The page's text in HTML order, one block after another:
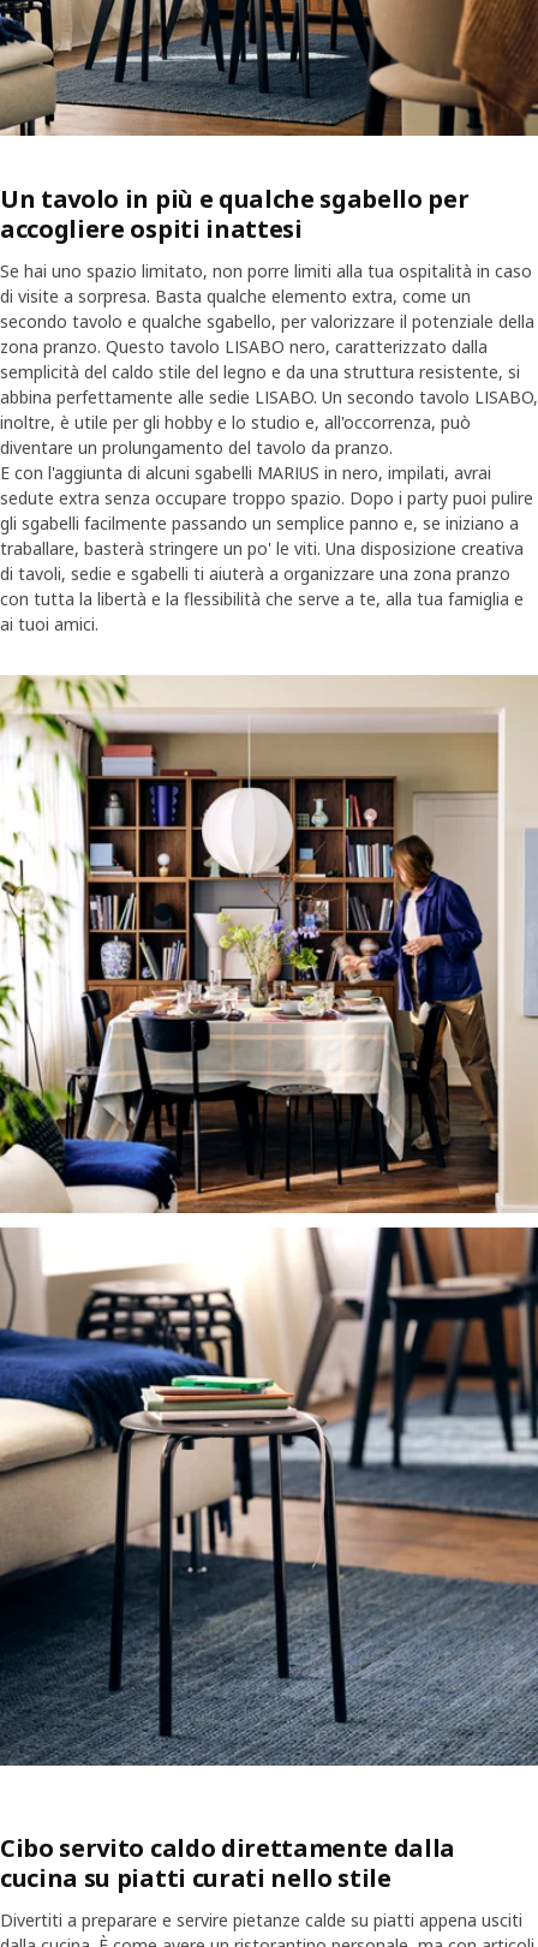
Un tavolo in più e qualche sgabello per
accogliere ospiti inattesi
Se hai uno spazio limitato, non porre limiti alla tua ospitalità in caso
di visite a sorpresa. Basta qualche elemento extra, come un
secondo tavolo e qualche sgabello, per valorizzare il potenziale della
zona pranzo. Questo tavolo LISABO nero, caratterizzato dalla
semplicità del caldo stile del legno e da una struttura resistente, si
abbina perfettamente alle sedie LISABO. Un secondo tavolo LISABO,
inoltre, è utile per gli hobby e lo studio e, all'occorrenza, può
diventare un prolungamento del tavolo da pranzo.
E con l'aggiunta di alcuni sgabelli MARIUS in nero, impilati, avrai
sedute extra senza occupare troppo spazio. Dopo i party puoi pulire
gli sgabelli facilmente passando un semplice panno e, se iniziano a
traballare, basterà stringere un po' le viti. Una disposizione creativa
di tavoli, sedie e sgabelli ti aiuterà a organizzare una zona pranzo
con tutta la libertà e la flessibilità che serve a te, alla tua famiglia e
ai tuoi amici.
Cibo servito caldo direttamente dalla
cucina su piatti curati nello stile
Divertiti a preparare e servire pietanze calde su piatti appena usciti